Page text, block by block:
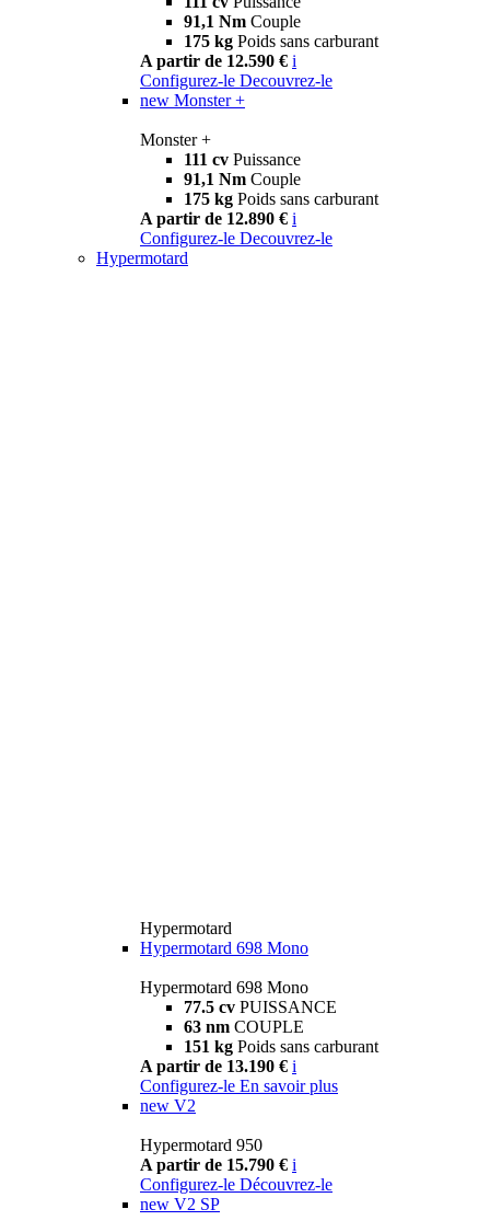
91,1 Nm Couple
175 kg Poids sans carburant
A partir de 12.590 € i
Configurez-le Decouvrez-le
new Monster +
Monster +
111 cv Puissance
91,1 Nm Couple
175 kg Poids sans carburant
A partir de 12.890 € i
Configurez-le Decouvrez-le
Hypermotard
Hypermotard
Hypermotard 698 Mono
Hypermotard 698 Mono
77.5 cv PUISSANCE
63 nm COUPLE
151 kg Poids sans carburant
A partir de 13.190 € i
Configurez-le En savoir plus
new V2
Hypermotard 950
A partir de 15.790 € i
Configurez-le Découvrez-le
new V2 SP